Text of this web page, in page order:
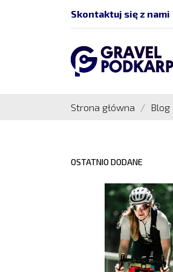
Skontaktuj się z nami
Strona główna Blog
OSTATNIO DODANE